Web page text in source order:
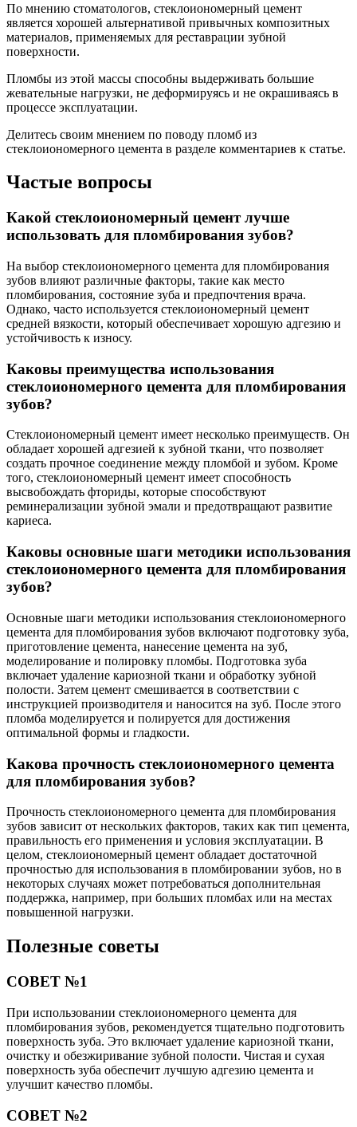
По мнению стоматологов, стеклоиономерный цемент
является хорошей альтернативой привычных композитных
материалов, применяемых для реставрации зубной
поверхности.
Пломбы из этой массы способны выдерживать большие
жевательные нагрузки, не деформируясь и не окрашиваясь в
процессе эксплуатации.
Делитесь своим мнением по поводу пломб из
стеклоиономерного цемента в разделе комментариев к статье.
Частые вопросы
Какой стеклоиономерный цемент лучше
использовать для пломбирования зубов?
На выбор стеклоиономерного цемента для пломбирования
зубов влияют различные факторы, такие как место
пломбирования, состояние зуба и предпочтения врача.
Однако, часто используется стеклоиономерный цемент
средней вязкости, который обеспечивает хорошую адгезию и
устойчивость к износу.
Каковы преимущества использования
стеклоиономерного цемента для пломбирования
зубов?
Стеклоиономерный цемент имеет несколько преимуществ. Он
обладает хорошей адгезией к зубной ткани, что позволяет
создать прочное соединение между пломбой и зубом. Кроме
того, стеклоиономерный цемент имеет способность
высвобождать фториды, которые способствуют
реминерализации зубной эмали и предотвращают развитие
кариеса.
Каковы основные шаги методики использования
стеклоиономерного цемента для пломбирования
зубов?
Основные шаги методики использования стеклоиономерного
цемента для пломбирования зубов включают подготовку зуба,
приготовление цемента, нанесение цемента на зуб,
моделирование и полировку пломбы. Подготовка зуба
включает удаление кариозной ткани и обработку зубной
полости. Затем цемент смешивается в соответствии с
инструкцией производителя и наносится на зуб. После этого
пломба моделируется и полируется для достижения
оптимальной формы и гладкости.
Какова прочность стеклоиономерного цемента
для пломбирования зубов?
Прочность стеклоиономерного цемента для пломбирования
зубов зависит от нескольких факторов, таких как тип цемента,
правильность его применения и условия эксплуатации. В
целом, стеклоиономерный цемент обладает достаточной
прочностью для использования в пломбировании зубов, но в
некоторых случаях может потребоваться дополнительная
поддержка, например, при больших пломбах или на местах
повышенной нагрузки.
Полезные советы
СОВЕТ №1
При использовании стеклоиономерного цемента для
пломбирования зубов, рекомендуется тщательно подготовить
поверхность зуба. Это включает удаление кариозной ткани,
очистку и обезжиривание зубной полости. Чистая и сухая
поверхность зуба обеспечит лучшую адгезию цемента и
улучшит качество пломбы.
СОВЕТ №2